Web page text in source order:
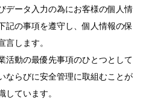
データ入力の為にお客様の個人情
記の事項を遵守し、個人情報の保
します。
活動の最優先事項のひとつとして
ならびに安全管理に取組むことが
ています。